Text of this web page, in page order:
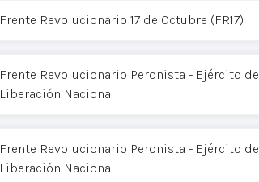
Frente Revolucionario 17 de Octubre (FR17)
Frente Revolucionario Peronista - Ejército de
Liberación Nacional
Frente Revolucionario Peronista - Ejército de
Liberación Nacional